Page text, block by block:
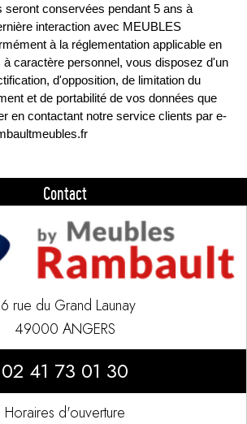
seront conservées pendant 5 ans à
interaction avec MEUBLES
à la réglementation applicable en
à caractère personnel, vous disposez d'un
d'opposition, de limitation du
et de portabilité de vos données que
en contactant notre service clients par e-
Contact
rue du Grand Launay
49000 ANGERS
02 41 73 01 30
Horaires d'ouverture